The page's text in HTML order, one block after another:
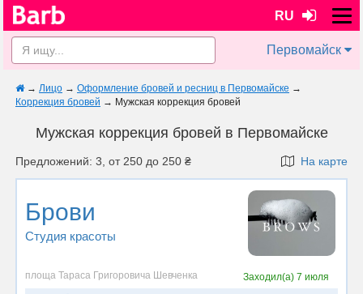
RU
Первомайск
→ Лицо → Оформление бровей и ресниц в Первомайске →
Коррекция бровей → Мужская коррекция бровей
Мужская коррекция бровей в Первомайске
Предложений: 3, от 250 до 250 ₴ На карте
Брови
Студия красоты
площа Тараса Григоровича Шевченка Заходил(а) 7 июля